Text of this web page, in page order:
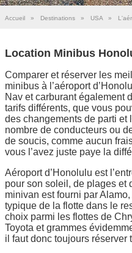
Accueil » Destinations » USA »
Location Minibus
Comparer et réserver les
minibus à l’aéroport
Nav et carburant également
tarifs différents, que vous
des changements de parti et
nombre de conducteurs ou
de soucis, comme aucun
vous l’avez juste paye la
Aéroport d’Honolulu est
pour son soleil, de plages et
minivan est fourni par
typique de la flotte dans le
choix parmi les flottes de
Toyota et grammes
il faut donc toujours réserver